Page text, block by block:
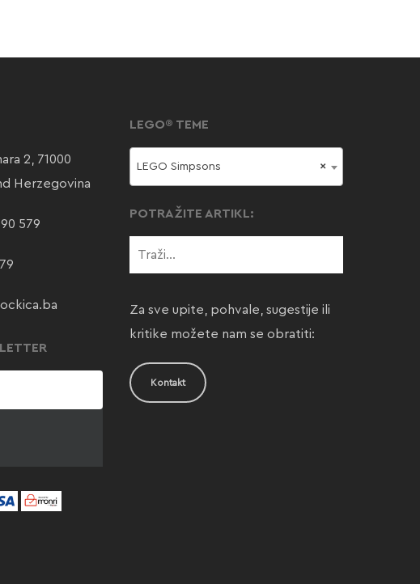
2, 71000
Herzegovina
579
LEGO® TEME
×
LEGO Simpsons
POTRAŽITE ARTIKL:
Za sve upite, pohvale, sugestije ili
kritike možete nam se obratiti:
Kontakt